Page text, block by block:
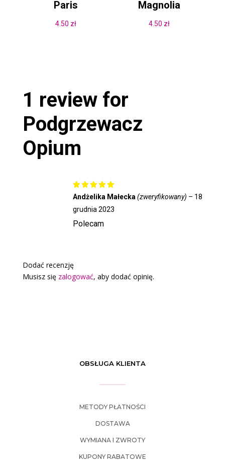
Paris
4.50 zł
Magnolia
4.50 zł
1 review for
Podgrzewacz
Opium
Oceniono
Andżelika Małecka(zweryfikowany) – 18
grudnia 2023
Polecam
Dodać recenzję
Musisz się zalogować, aby dodać opinię.
OBSŁUGA KLIENTA
METODY PŁATNOŚCI
DOSTAWA
WYMIANA I ZWROTY
KUPONY RABATOWE